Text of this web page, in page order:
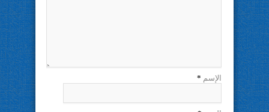
الإسم *